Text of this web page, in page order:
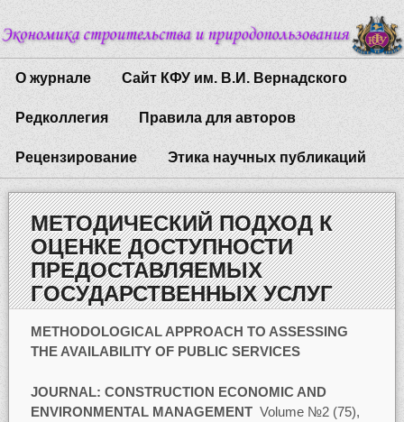
О журнале Сайт КФУ им. В.И. Вернадского
Редколлегия Правила для авторов
Рецензирование Этика научных публикаций
МЕТОДИЧЕСКИЙ ПОДХОД К
ОЦЕНКЕ ДОСТУПНОСТИ
ПРЕДОСТАВЛЯЕМЫХ
ГОСУДАРСТВЕННЫХ УСЛУГ
METHODOLOGICAL APPROACH TO ASSESSING
THE AVAILABILITY OF PUBLIC SERVICES
JOURNAL: CONSTRUCTION ECONOMIC AND
ENVIRONMENTAL MANAGEMENT Volume №2 (75),